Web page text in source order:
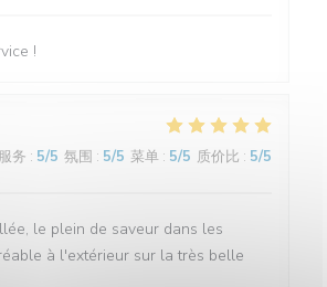
!
服务 : 5/5 氛围 : 5/5 菜单 : 5/5 质价比 : 5/5
le plein de saveur dans les
à l'extérieur sur la très belle